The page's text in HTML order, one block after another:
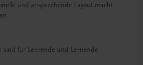
und ansprechende Layout macht
sind für Lehrende und Lernende